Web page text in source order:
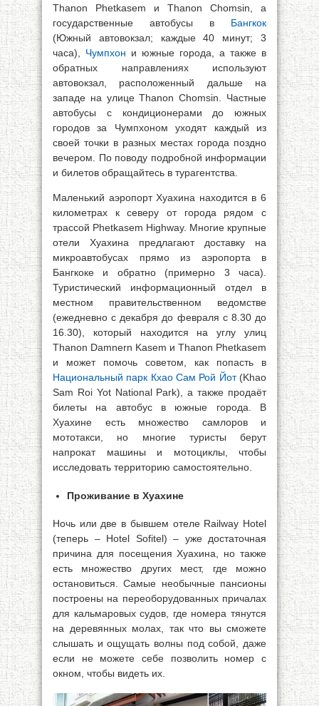
Thanon Phetkasem и Thanon Chomsin, а
государственные автобусы в Бангкок
(Южный автовокзал; каждые 40 минут; 3
часа), Чумпхон и южные города, а также в
обратных направлениях используют
автовокзал, расположенный дальше на
западе на улице Thanon Chomsin. Частные
автобусы с кондиционерами до южных
городов за Чумпхоном уходят каждый из
своей точки в разных местах города поздно
вечером. По поводу подробной информации
и билетов обращайтесь в турагентства.
Маленький аэропорт Хуахина находится в 6
километрах к северу от города рядом с
трассой Phetkasem Highway. Многие крупные
отели Хуахина предлагают доставку на
микроавтобусах прямо из аэропорта в
Бангкоке и обратно (примерно 3 часа).
Туристический информационный отдел в
местном правительственном ведомстве
(ежедневно с декабря до февраля с 8.30 до
16.30), который находится на углу улиц
Thanon Damnern Kasem и Thanon Phetkasem
и может помочь советом, как попасть в
Национальный парк Кхао Сам Рой Йот(Khao
Sam Roi Yot National Park), а также продаёт
билеты на автобус в южные города. В
Хуахине есть множество самлоров и
мототакси, но многие туристы берут
напрокат машины и мотоциклы, чтобы
исследовать территорию самостоятельно.
Проживание в Хуахине
Ночь или две в бывшем отеле Railway Hotel
(теперь – Hotel Sofitel) – уже достаточная
причина для посещения Хуахина, но также
есть множество других мест, где можно
остановиться. Самые необычные пансионы
построены на переоборудованных причалах
для кальмаровых судов, где номера тянутся
на деревянных молах, так что вы сможете
слышать и ощущать волны под собой, даже
если не можете себе позволить номер с
окном, чтобы видеть их.